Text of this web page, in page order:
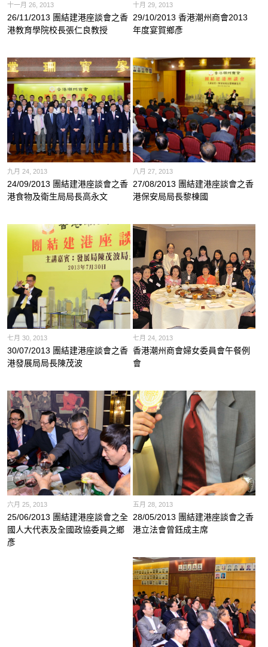
十一月 26, 2013
26/11/2013 團結建港座談會之香
港教育學院校長張仁良教授
十月 29, 2013
29/10/2013 香港潮州商會2013
年度宴賀鄉彥
九月 24, 2013
24/09/2013 團結建港座談會之香
港食物及衛生局局長高永文
八月 27, 2013
27/08/2013 團結建港座談會之香
港保安局局長黎棟國
七月 30, 2013
30/07/2013 團結建港座談會之香
港發展局局長陳茂波
七月 24, 2013
香港潮州商會婦女委員會午餐例
會
六月 25, 2013
25/06/2013 團結建港座談會之全
國人大代表及全國政協委員之鄉
彥
五月 28, 2013
28/05/2013 團結建港座談會之香
港立法會曾鈺成主席